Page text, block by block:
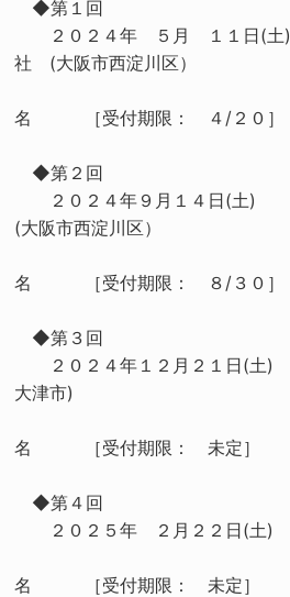
◆第１回
２０２４年 ５月 １１日(土
社 (大阪市西淀川区）
定員：
名 ［受付期限： ４/２０］
◆第２回
２０２４年９月１４日(土)
(大阪市西淀川区）
定員：
名 ［受付期限： ８/３０］
◆第３回
２０２４年１２月２１日(土
大津市)
定員：
名 ［受付期限： 未定］
◆第４回
２０２５年 ２月２２日(土)
定員：
名 ［受付期限： 未定］